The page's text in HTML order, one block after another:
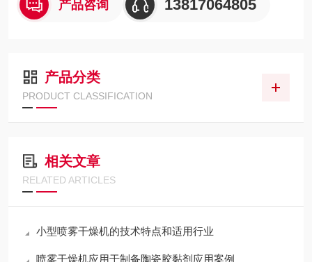
产品咨询 13817064805
产品分类
PRODUCT CLASSIFICATION
相关文章
RELATED ARTICLES
小型喷雾干燥机的技术特点和适用行业
喷雾干燥机应用于制备陶瓷胶黏剂应用案例